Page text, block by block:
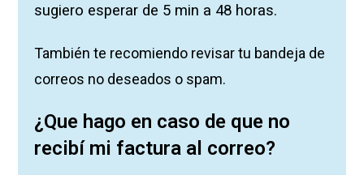
sugiero esperar de 5 min a 48 horas.
También te recomiendo revisar tu bandeja de
correos no deseados o spam.
¿Que hago en caso de que no
recibí mi factura al correo?